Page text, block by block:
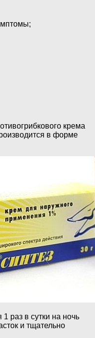
крема
в форме
1 раз в сутки на ночь
и тщательно